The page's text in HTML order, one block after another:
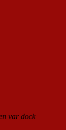
var dock